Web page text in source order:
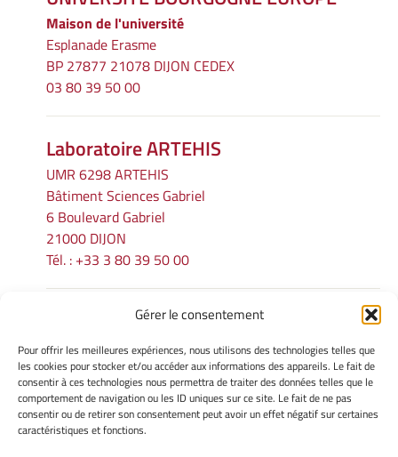
Gérer le consentement
Pour offrir les meilleures expériences, nous utilisons des technologies telles que
les cookies pour stocker et/ou accéder aux informations des appareils. Le fait de
consentir à ces technologies nous permettra de traiter des données telles que le
comportement de navigation ou les ID uniques sur ce site. Le fait de ne pas
consentir ou de retirer son consentement peut avoir un effet négatif sur certaines
caractéristiques et fonctions.
Maison de l'université
Esplanade Erasme
BP 27877 21078 DIJON CEDEX
03 80 39 50 00
Laboratoire ARTEHIS
UMR 6298 ARTEHIS
Bâtiment Sciences Gabriel
6 Boulevard Gabriel
21000 DIJON
Tél. : +33 3 80 39 50 00
INFORMATIONS LÉGALES
Mentions légales
Gérer mes cookies
Politique de cookies
Déclaration de confidentialité